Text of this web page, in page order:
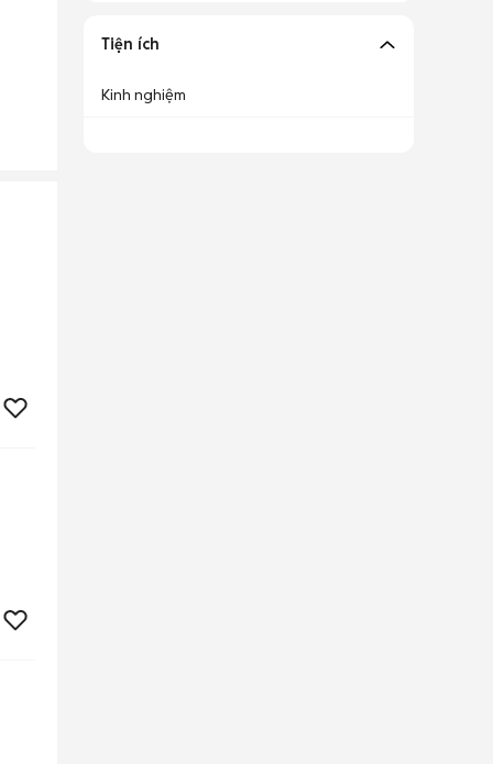
Tiện ích
Kinh nghiệm